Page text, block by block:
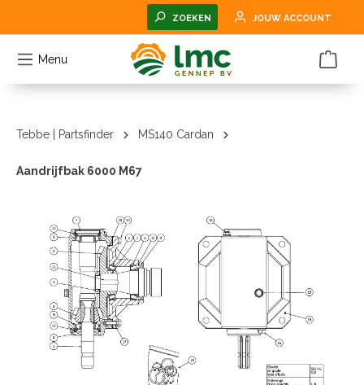
ZOEKEN JOUW ACCOUNT
Menu
Tebbe | Partsfinder MS140 Cardan
Aandrijfbak 6000 M67